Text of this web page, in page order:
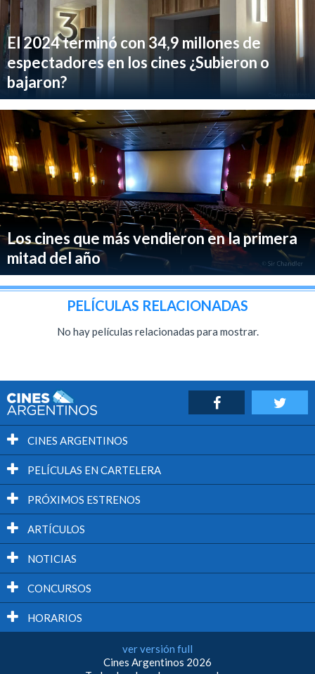
El 2024 terminó con 34,9 millones de
espectadores en los cines ¿Subieron o
bajaron?
Los cines que más vendieron en la primera
mitad del año
PELÍCULAS RELACIONADAS
No hay películas relacionadas para mostrar.
CINES ARGENTINOS
PELÍCULAS EN CARTELERA
PRÓXIMOS ESTRENOS
ARTÍCULOS
NOTICIAS
CONCURSOS
HORARIOS
ver versión full
Cines Argentinos 2026